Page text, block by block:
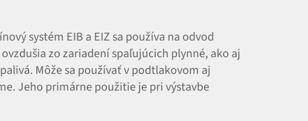
systém EIB a EIZ sa používa na odvod
zo zariadení spaľujúcich plynné, ako aj
Môže sa používať v podtlakovom aj
Jeho primárne použitie je pri výstavbe